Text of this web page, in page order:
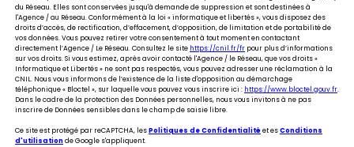
du Réseau. Elles sont conservées jusqu'à demande de suppression et sont destinées à
l'Agence / au Réseau. Conformément à la loi « informatique et libertés », vous disposez des
droits d’accès, de rectification, d’effacement, d’opposition, de limitation et de portabilité de
vos données. Vous pouvez retirer votre consentement à tout moment en contactant
directement l’Agence / Le Réseau. Consultez le site https://cnil.fr/fr pour plus d’informations
sur vos droits. Si vous estimez, après avoir contacté l'Agence / le Réseau, que vos droits «
Informatique et Libertés » ne sont pas respectés, vous pouvez adresser une réclamation à la
CNIL. Nous vous informons de l’existence de la liste d'opposition au démarchage
téléphonique « Bloctel », sur laquelle vous pouvez vous inscrire ici : https://www.bloctel.gouv.fr.
Dans le cadre de la protection des Données personnelles, nous vous invitons à ne pas
inscrire de Données sensibles dans le champ de saisie libre.
Ce site est protégé par reCAPTCHA, lesPolitiques de Confidentialitéet esConditions
d'utilisationde Google s'appliquent.